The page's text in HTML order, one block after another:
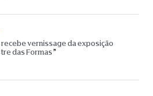
recebe vernissage da exposição
das Formas”